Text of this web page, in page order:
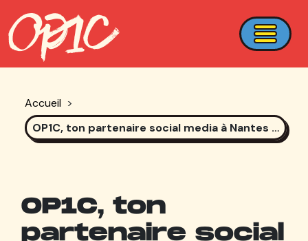
Accueil >
OP1C, ton partenaire social media à Nantes et dans les Pays de la Loire
OP1C, ton
partenaire social